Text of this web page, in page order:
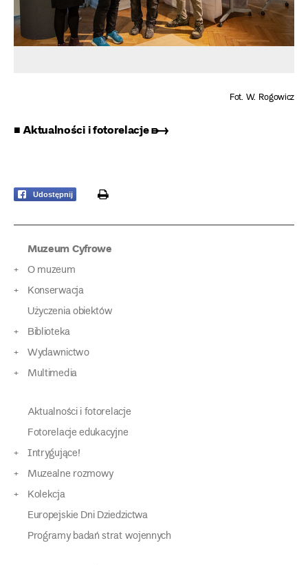
Fot. W. Rogowicz
■ Aktualności i fotorelacje ➸
Udostępnij print
Muzeum Cyfrowe
O muzeum
Konserwacja
Użyczenia obiektów
Biblioteka
Wydawnictwo
Multimedia
Aktualności i fotorelacje
Fotorelacje edukacyjne
Intrygujące!
Muzealne rozmowy
Kolekcja
Europejskie Dni Dziedzictwa
Programy badań strat wojennych